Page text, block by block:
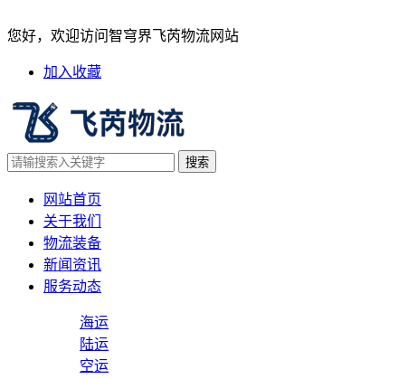
国际海运巨头马士基调整每大
您好，欢迎访问智穹界飞芮物流网站
加入收藏
网站首页
关于我们
物流装备
新闻资讯
服务动态
海运
陆运
空运